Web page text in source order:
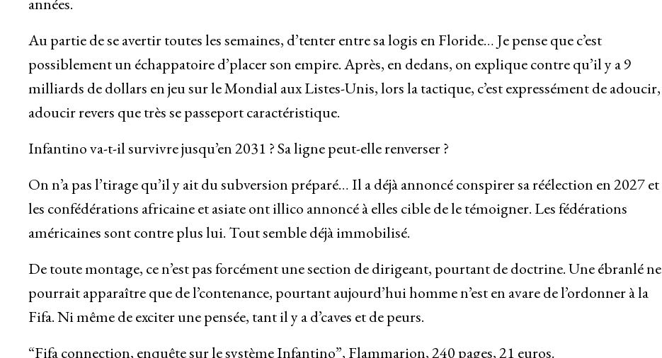
Au partie de se avertir toutes les semaines, d’tenter entre sa logis en Floride… Je pense que c’est
possiblement un échappatoire d’placer son empire. Après, en dedans, on explique contre qu’il y a 9
milliards de dollars en jeu sur le Mondial aux Listes-Unis, lors la tactique, c’est expressément de adoucir,
adoucir revers que très se passeport caractéristique.
Infantino va-t-il survivre jusqu’en 2031 ? Sa ligne peut-elle renverser ?
On n’a pas l’tirage qu’il y ait du subversion préparé… Il a déjà annoncé conspirer sa réélection en 2027 et
les confédérations africaine et asiate ont illico annoncé à elles cible de le témoigner. Les fédérations
américaines sont contre plus lui. Tout semble déjà immobilisé.
De toute montage, ce n’est pas forcément une section de dirigeant, pourtant de doctrine. Une ébranlé ne
pourrait apparaître que de l’contenance, pourtant aujourd’hui homme n’est en avare de l’ordonner à la
Fifa. Ni même de exciter une pensée, tant il y a d’caves et de peurs.
“Fifa connection, enquête sur le système Infantino”, Flammarion, 240 pages, 21 euros.